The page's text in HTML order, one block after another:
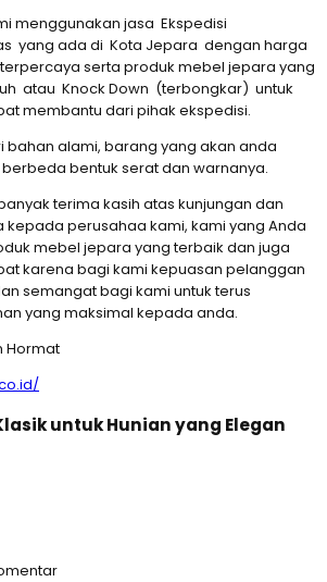
menggunakan jasa Ekspedisi
yang ada di Kota Jepara dengan harga
serta produk mebel jepara yang
atau Knock Down (terbongkar) untuk
membantu dari pihak ekspedisi.
bahan alami, barang yang akan anda
bentuk serat dan warnanya.
terima kasih atas kunjungan dan
perusahaa kami, kami yang Anda
mebel jepara yang terbaik dan juga
karena bagi kami kepuasan pelanggan
semangat bagi kami untuk terus
yang maksimal kepada anda.
Hormat
untuk Hunian yang Elegan